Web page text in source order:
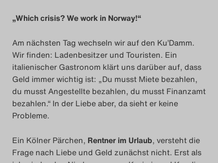
„Which crisis? We work in Norway!“
Am nächsten Tag wechseln wir auf den Ku’Damm.
Wir finden: Ladenbesitzer und Touristen. Ein
italienischer Gastronom klärt uns darüber auf, dass
Geld immer wichtig ist: „Du musst Miete bezahlen,
du musst Angestellte bezahlen, du musst Finanzamt
bezahlen.“ In der Liebe aber, da sieht er keine
Probleme.
Ein Kölner Pärchen, Rentner im Urlaub, versteht die
Frage nach Liebe und Geld zunächst nicht. Erst als